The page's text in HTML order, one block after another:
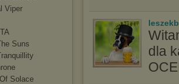
Viper
Suns
Solace
dla